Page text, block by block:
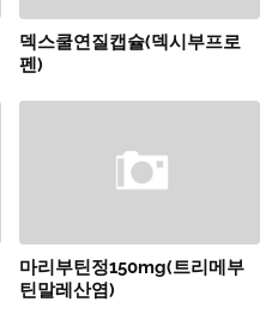
덱스쿨연질캡슐(덱시부프로
펜)
마리부틴정150mg(트리메부
틴말레산염)